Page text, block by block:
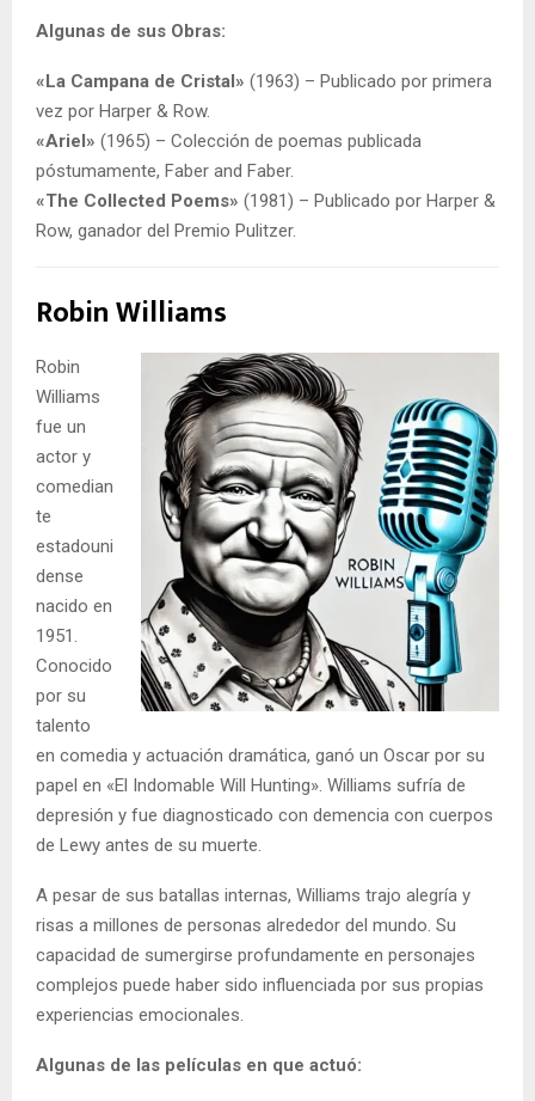
Algunas de sus Obras:
«La Campana de Cristal» (1963) – Publicado por primera
vez por Harper & Row.
«Ariel» (1965) – Colección de poemas publicada
póstumamente, Faber and Faber.
«The Collected Poems» (1981) – Publicado por Harper &
Row, ganador del Premio Pulitzer.
Robin Williams
Robin
Williams
fue un
actor y
comedian
te
estadouni
dense
nacido en
1951.
Conocido
por su
talento
en comedia y actuación dramática, ganó un Oscar por su
papel en «El Indomable Will Hunting». Williams sufría de
depresión y fue diagnosticado con demencia con cuerpos
de Lewy antes de su muerte.
A pesar de sus batallas internas, Williams trajo alegría y
risas a millones de personas alrededor del mundo. Su
capacidad de sumergirse profundamente en personajes
complejos puede haber sido influenciada por sus propias
experiencias emocionales.
Algunas de las películas en que actuó: